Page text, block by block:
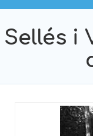
Sellés i